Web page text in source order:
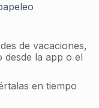
de vacaciones,
desde la app o el
en tiempo